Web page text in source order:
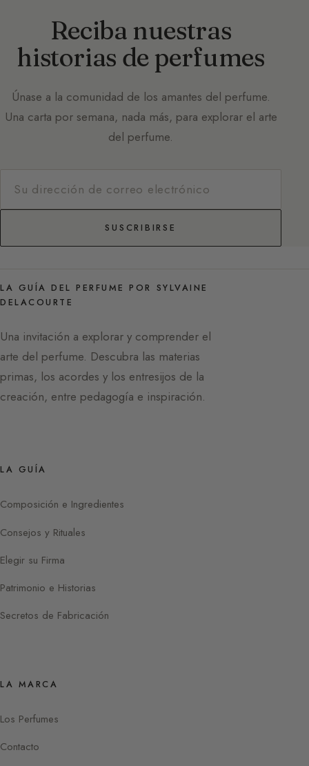
Reciba nuestras
historias de perfumes
Únase a la comunidad de los amantes del perfume.
Una carta por semana, nada más, para explorar el arte
del perfume.
SUSCRIBIRSE
LA GUÍA DEL PERFUME POR SYLVAINE
DELACOURTE
Una invitación a explorar y comprender el
arte del perfume. Descubra las materias
primas, los acordes y los entresijos de la
creación, entre pedagogía e inspiración.
LA GUÍA
Composición e Ingredientes
Consejos y Rituales
Elegir su Firma
Patrimonio e Historias
Secretos de Fabricación
LA MARCA
Los Perfumes
Contacto